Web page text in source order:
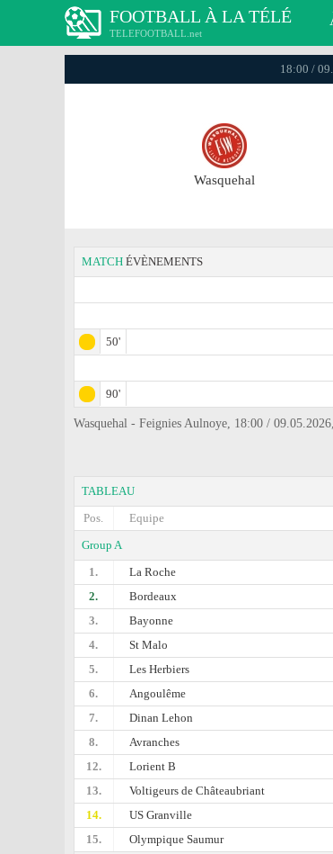
FOOTBALL À LA TÉLÉ
TELEFOOTBALL.net
18:00 /
Wasquehal
MATCH ÉVÈNEMENTS
50'
90'
Wasquehal - Feignies Aulnoye, 18:00 /
TABLEAU
Pos.
Equipe
Group A
1.
La Roche
2.
Bordeaux
3.
Bayonne
4.
St Malo
5.
Les Herbiers
6.
Angoulême
7.
Dinan Lehon
8.
Avranches
12.
Lorient B
13.
Voltigeurs de Châteaubriant
14.
US Granville
15.
Olympique Saumur